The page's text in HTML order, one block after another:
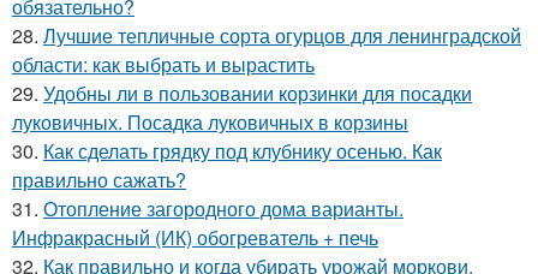
обязательно?
28. Лучшие тепличные сорта огурцов для ленинградской
области: как выбрать и вырастить
29. Удобны ли в пользовании корзинки для посадки
луковичных. Посадка луковичных в корзины
30. Как сделать грядку под клубнику осенью. Как
правильно сажать?
31. Отопление загородного дома варианты.
Инфракрасный (ИК) обогреватель + печь
32. Как правильно и когда убирать урожай моркови.